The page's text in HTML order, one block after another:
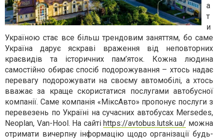
а
т
и
Україною стає все більш трендовим заняттям, бо саме
Україна дарує яскраві враження від неповторних
краєвидів та історичних пам’яток. Кожна людина
самостійно обирає спосіб подорожування – хтось надає
перевагу подорожувати на своєму автомобілі, а хтось
вважає за краще скористатися послугами автобусної
компанії. Саме компанія «МіксАвто» пропонує послуги з
перевезень по Україні на сучасних автобусах Mersedes,
Neoplan, Van-Hool. На сайтіhttps://avtobus.lutsk.ua/ можна
отримати вичерпну інформацію щодо організації будь-